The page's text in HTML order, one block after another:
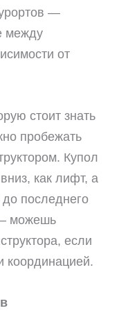
—
между
от
стоит знать
пробежать
Купол
как лифт, а
последнего
можешь
если
координацией.